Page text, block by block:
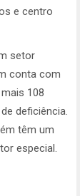
e centro
setor
conta com
108
deficiência.
têm um
especial.